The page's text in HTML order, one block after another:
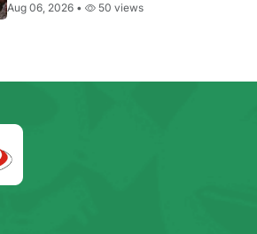
Aug 06, 2026 • 50 views